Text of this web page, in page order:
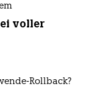
voller
Rollback?